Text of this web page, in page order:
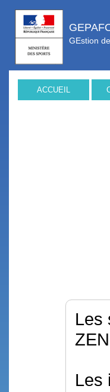
GEstion
ACCUEIL
Les
Les